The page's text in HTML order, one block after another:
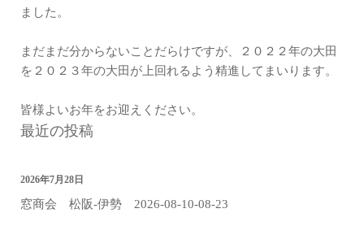
ました。
まだまだ分からないことだらけですが、２０２２年の大田
を２０２３年の大田が上回れるよう精進してまいります。
皆様よいお年をお迎えください。
最近の投稿
窓商会 松阪-伊勢 2026-08-10-08-23
2026年7月28日